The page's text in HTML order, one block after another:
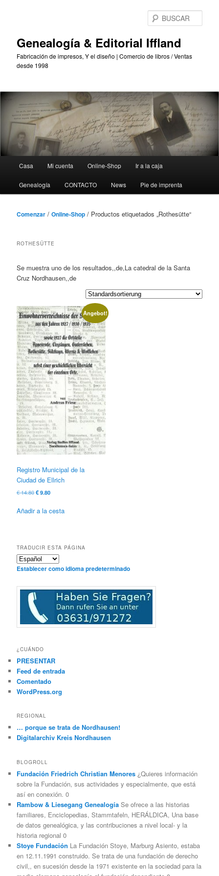
Genealogía & Editorial Iffland
Fabricación de impresos, Y el diseño | Comercio de libros / Ventas
desde 1998
Casa Mi cuenta Online-Shop Ir a la caja
Genealogía CONTACTO News Pie de imprenta
Comenzar /Online-Shop / Productos etiquetados „Rothesütte“
ROTHESÜTTE
Se muestra uno de los resultados,,de,La catedral de la Santa
Cruz Nordhausen,,de
Angebot!
Registro Municipal de la
Ciudad de Ellrich
€14.80El
original
€9.80El
actual
Añadir a la cesta
TRADUCIR ESTA PÁGINA
Establecer como idioma predeterminado
¿CUÁNDO
PRESENTAR
Feed de entrada
Comentado
WordPress.org
REGIONAL
… porque se trata de Nordhausen!
Digitalarchiv Kreis Nordhausen
BLOGROLL
Fundación Friedrich Christian Menores ¿Quieres información
sobre la Fundación, sus actividades y especialmente, que está
así en conexión. 0
Rambow & Liesegang Genealogía Se ofrece a las historias
familiares, Enciclopedias, Stammtafeln, HERÁLDICA, Una base
de datos genealógica, y las contribuciones a nivel local- y la
historia regional 0
Stoye Fundación La Fundación Stoye, Marburg Asiento, estaba
en 12.11.1991 construido. Se trata de una fundación de derecho
civil,, en sucesión desde la 1971 existente en la sociedad para la